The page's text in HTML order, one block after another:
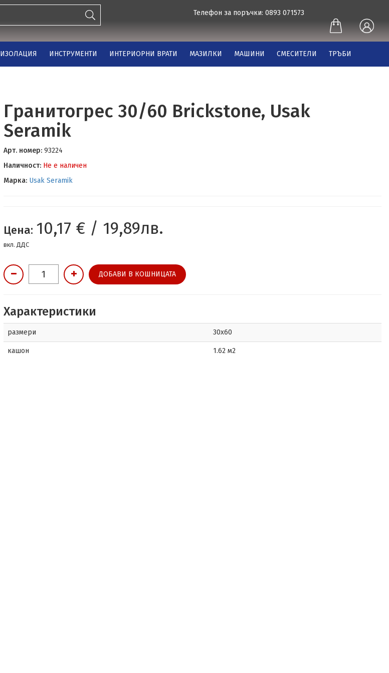
Телефон за поръчки: 0893 071573
ИЗОЛАЦИЯ ИНСТРУМЕНТИ ИНТЕРИОРНИ ВРАТИ МАЗИЛКИ МАШИНИ СМЕСИТЕЛИ ТРЪБИ
Гранитогрес 30/60 Brickstone, Usak
Seramik
Арт. номер: 93224
Наличност: Не е наличен
Марка: Usak Seramik
Цена: 10,17 € / 19,89лв.
вкл. ДДС
ДОБАВИ В КОШНИЦАТА
Характеристики
размери 30x60
кашон 1.62 м2